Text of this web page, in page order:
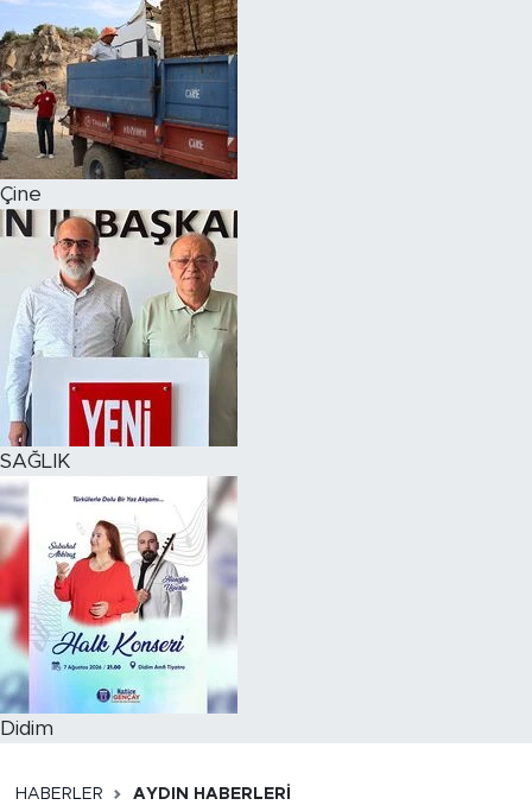
Çine
SAĞLIK
Didim
HABERLER AYDIN HABERLERI